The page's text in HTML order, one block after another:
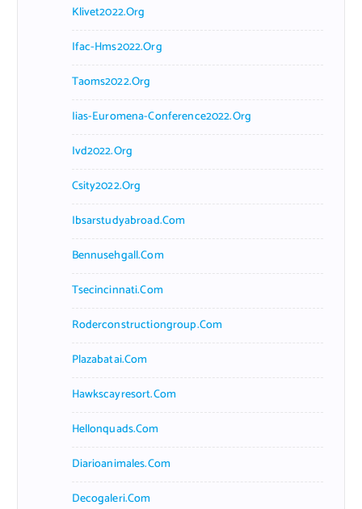
Klivet2022.org
Ifac-Hms2022.org
Taoms2022.org
Iias-Euromena-Conference2022.org
Ivd2022.org
Csity2022.org
Ibsarstudyabroad.com
Bennusehgall.com
Tsecincinnati.com
Roderconstructiongroup.com
Plazabatai.com
Hawkscayresort.com
Hellonquads.com
Diarioanimales.com
Decogaleri.com